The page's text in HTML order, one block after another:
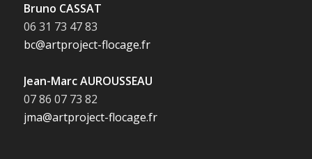
Bruno CASSAT
06 31 73 47 83
bc@artproject-flocage.fr
Jean-Marc AUROUSSEAU
07 86 07 73 82
jma@artproject-flocage.fr